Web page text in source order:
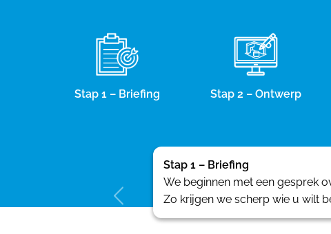
Stap 1 – Briefing Stap 2 – Ontwerp
Stap 1 – Briefing
We beginnen met een gesprek
Zo krijgen we scherp wie u wilt